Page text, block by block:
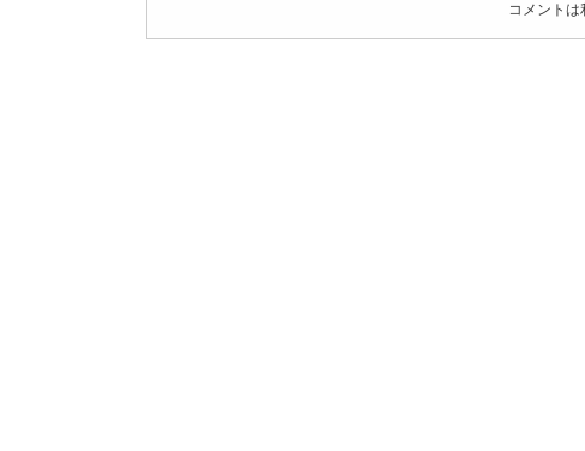
コメントは